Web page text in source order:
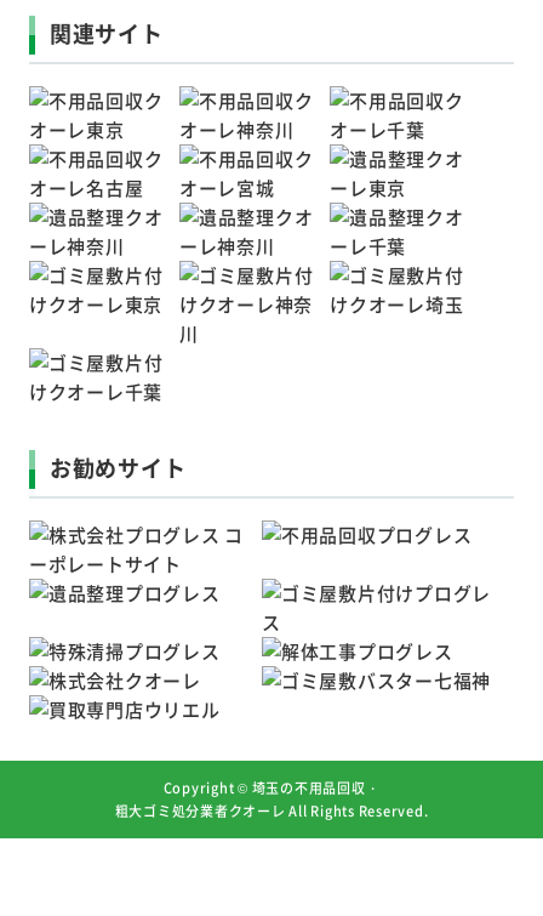
関連サイト
お勧めサイト
Copyright © 埼玉の不用品回収・
粗大ゴミ処分業者クオーレ All Rights Reserved.